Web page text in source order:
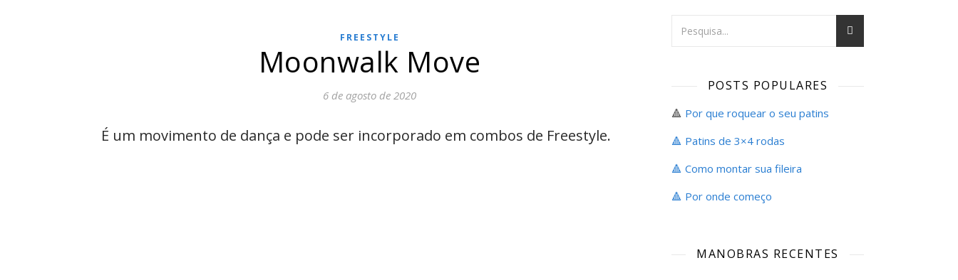
FREESTYLE
Moonwalk Move
6 de agosto de 2020
É um movimento de dança e pode ser incorporado em combos de Freestyle.
POSTS POPULARES
🔺 Por que roquear o seu patins
🔺 Patins de 3×4 rodas
🔺 Como montar sua fileira
🔺 Por onde começo
MANOBRAS RECENTES